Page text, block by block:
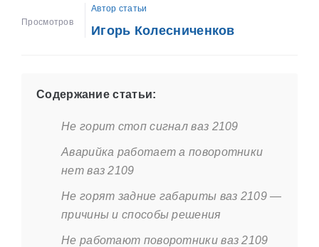
Просмотров
Автор статьи
Игорь Колесниченков
Содержание статьи:
Не горит стоп сигнал ваз 2109
Аварийка работает а поворотники
нет ваз 2109
Не горят задние габариты ваз 2109 —
причины и способы решения
Не работают поворотники ваз 2109